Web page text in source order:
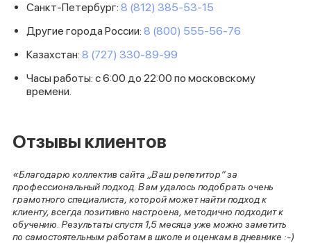
Санкт-Петербург: 8 (812) 385-53-15
Другие города России: 8 (800) 555-56-76
Казахстан: 8 (727) 330-89-99
Часы работы: с 6:00 до 22:00 по московскому
времени.
Отзывы клиентов
«Благодарю коллектив сайта „Ваш репетитор“ за
профессиональный подход. Вам удалось подобрать очень
грамотного специалиста, которой может найти подход к
клиенту, всегда позитивно настроена, методично подходит к
обучению. Результаты спустя 1,5 месяца уже можно заметить
по самостоятельным работам в школе и оценкам в дневнике :-)